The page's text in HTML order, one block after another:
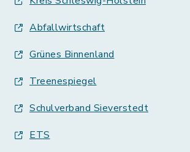
Abfallwirtschaft
Grünes Binnenland
Treenespiegel
Schulverband Sieverstedt
ETS